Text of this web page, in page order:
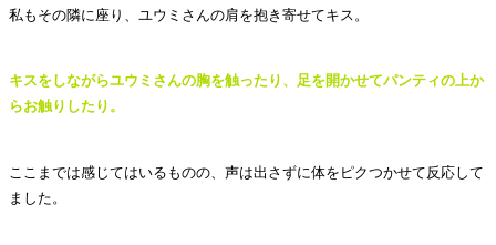
私もその隣に座り、ユウミさんの肩を抱き寄せてキス。
キスをしながらユウミさんの胸を触ったり、足を開かせてパンティの上か
らお触りしたり。
ここまでは感じてはいるものの、声は出さずに体をピクつかせて反応して
ました。